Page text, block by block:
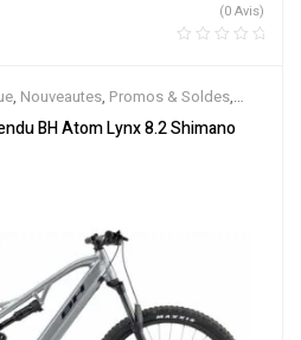
(0 Avis)
, Nouveautes, Promos & Soldes,
ville,Velos Electriques,VTT
BH Atom Lynx 8.2 Shimano